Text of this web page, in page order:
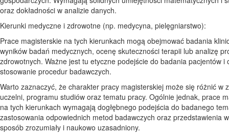
oraz dokładności w analizie danych.
Kierunki medyczne i zdrowotne (np. medycyna, pielęgniarstwo):
Prace magisterskie na tych kierunkach mogą obejmować badania
wyników badań medycznych, ocenę skuteczności terapii lub analizę
zdrowotnych. Ważne jest tu etyczne podejście do badania pacjentów i
stosowanie procedur badawczych.
Warto zaznaczyć, że charakter pracy magisterskiej może się różnić w
uczelni, programu studiów oraz tematu pracy. Ogólnie jednak, prace
na tych kierunkach wymagają dogłębnego podejścia do badanego
zastosowania odpowiednich metod badawczych oraz przedstawienia
sposób zrozumiały i naukowo uzasadniony.